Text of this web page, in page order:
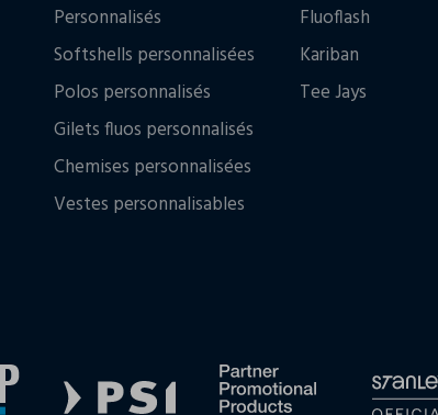
Personnalisés
Softshells personnalisées
Polos personnalisés
Gilets fluos personnalisés
Chemises personnalisées
Vestes personnalisables
Fluoflash
Kariban
Tee Jays